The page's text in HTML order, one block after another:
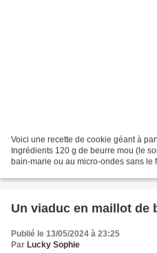
Voici une recette de cookie géant à
Ingrédients 120 g de beurre mou (le
bain-marie ou au micro-ondes sans le
Un viaduc en maillot de
Publié le 13/05/2024 à 23:25
Par Lucky Sophie